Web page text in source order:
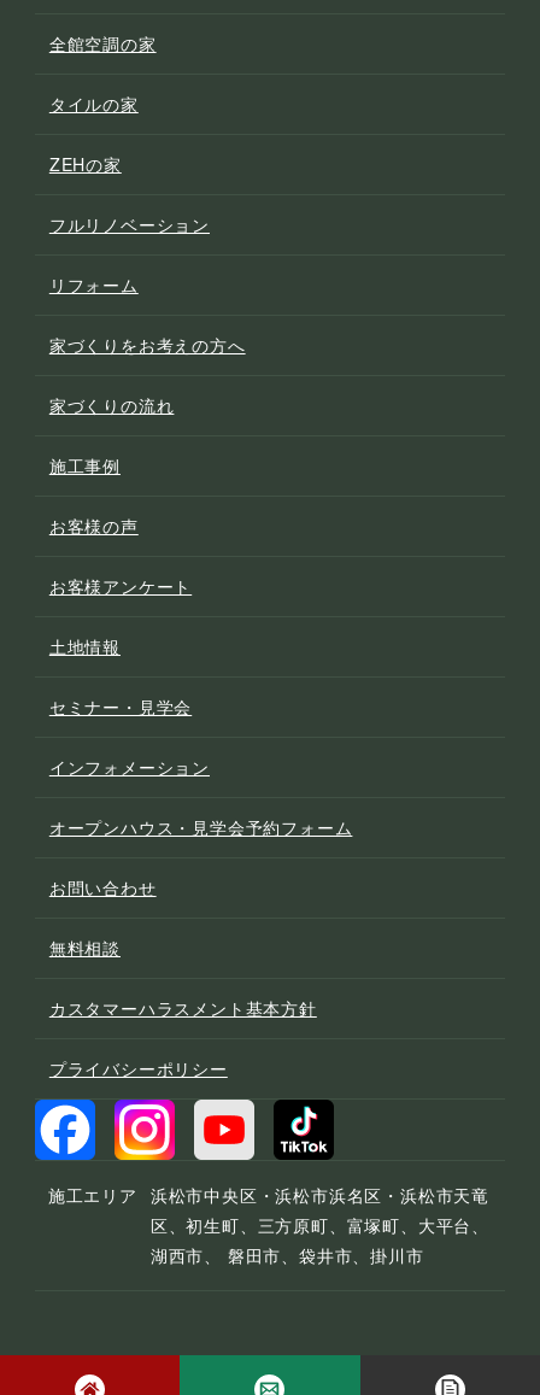
全館空調の家
タイルの家
ZEHの家
フルリノベーション
リフォーム
家づくりをお考えの方へ
家づくりの流れ
施工事例
お客様の声
お客様アンケート
土地情報
セミナー・見学会
インフォメーション
オープンハウス・見学会予約フォーム
お問い合わせ
無料相談
カスタマーハラスメント基本方針
プライバシーポリシー
施工エリア
浜松市中央区・浜松市浜名区・浜松市天竜
区、初生町、三方原町、富塚町、大平台、
湖西市、 磐田市、袋井市、掛川市